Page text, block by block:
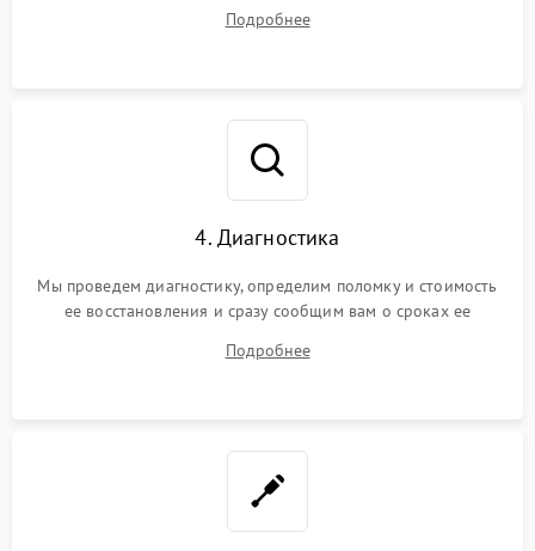
Подробнее
4. Диагностика
Мы проведем диагностику, определим поломку и стоимость
ее восстановления и сразу сообщим вам о сроках ее
Подробнее